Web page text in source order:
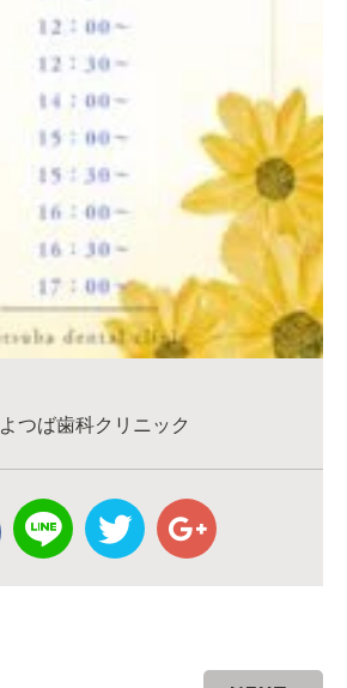
よつば歯科クリニック